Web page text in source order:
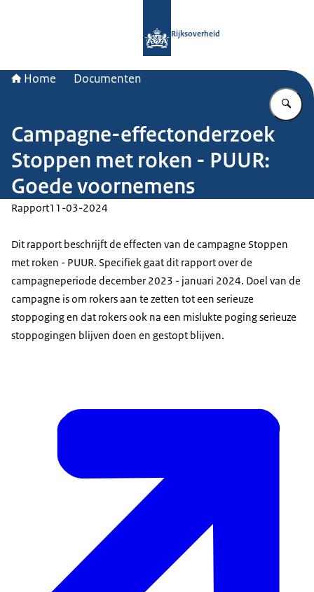
Rijksoverheid
Home Documenten
Campagne-effectonderzoek
Stoppen met roken - PUUR:
Goede voornemens
Rapport11-03-2024
Dit rapport beschrijft de effecten van de campagne Stoppen
met roken - PUUR. Specifiek gaat dit rapport over de
campagneperiode december 2023 - januari 2024. Doel van de
campagne is om rokers aan te zetten tot een serieuze
stoppoging en dat rokers ook na een mislukte poging serieuze
stoppogingen blijven doen en gestopt blijven.